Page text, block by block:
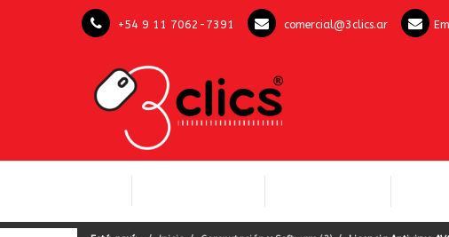
+54 9 11 7062-7391 comercial@3clics.ar